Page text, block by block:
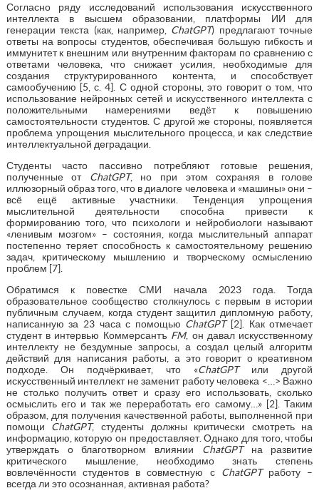
Согласно ряду исследований использования искусственного
интеллекта в высшем образовании, платформы ИИ для
генерации текста (как, например, ChatGPT) предлагают точные
ответы на вопросы студентов, обеспечивая большую гибкость и
иммунитет к внешним или внутренним факторам по сравнению с
ответами человека, что снижает усилия, необходимые для
создания структурированного контента, и способствует
самообучению [5, с. 4]. С одной стороны, это говорит о том, что
использование нейронных сетей и искусственного интеллекта с
положительными намерениями ведёт к повышению
самостоятельности студентов. С другой же стороны, появляется
проблема упрощения мыслительного процесса, и как следствие
интеллектуальной деградации.
Студенты часто пассивно потребляют готовые решения,
полученные от ChatGPT, но при этом сохраняя в голове
иллюзорный образ того, что в диалоге человека и «машины» они –
всё ещё активные участники. Тенденция упрощения
мыслительной деятельности способна привести к
формированию того, что психологи и нейробиологи называют
«ленивым мозгом» – состояния, когда мыслительный аппарат
постепенно теряет способность к самостоятельному решению
задач, критическому мышлению и творческому осмыслению
проблем [7].
Обратимся к повестке СМИ начала 2023 года. Тогда
образовательное сообщество столкнулось с первым в истории
публичным случаем, когда студент защитил дипломную работу,
написанную за 23 часа с помощью ChatGPT[2]. Как отмечает
студент в интервью Коммерсантъ FM, он давал искусственному
интеллекту не бездумные запросы, а создал целый алгоритм
действий для написания работы, а это говорит о креативном
подходе. Он подчёркивает, что «ChatGPTили другой
искусственный интеллект не заменит работу человека <…> Важно
не столько получить ответ и сразу его использовать, сколько
осмыслить его и так же переработать его самому…» [2]. Таким
образом, для получения качественной работы, выполненной при
помощи ChatGPT, студенты должны критически смотреть на
информацию, которую он предоставляет. Однако для того, чтобы
утверждать о благотворном влиянии ChatGPTна развитие
критического мышление, необходимо знать степень
вовлечённости студентов в совместную с ChatGPTработу –
всегда ли это осознанная, активная работа?